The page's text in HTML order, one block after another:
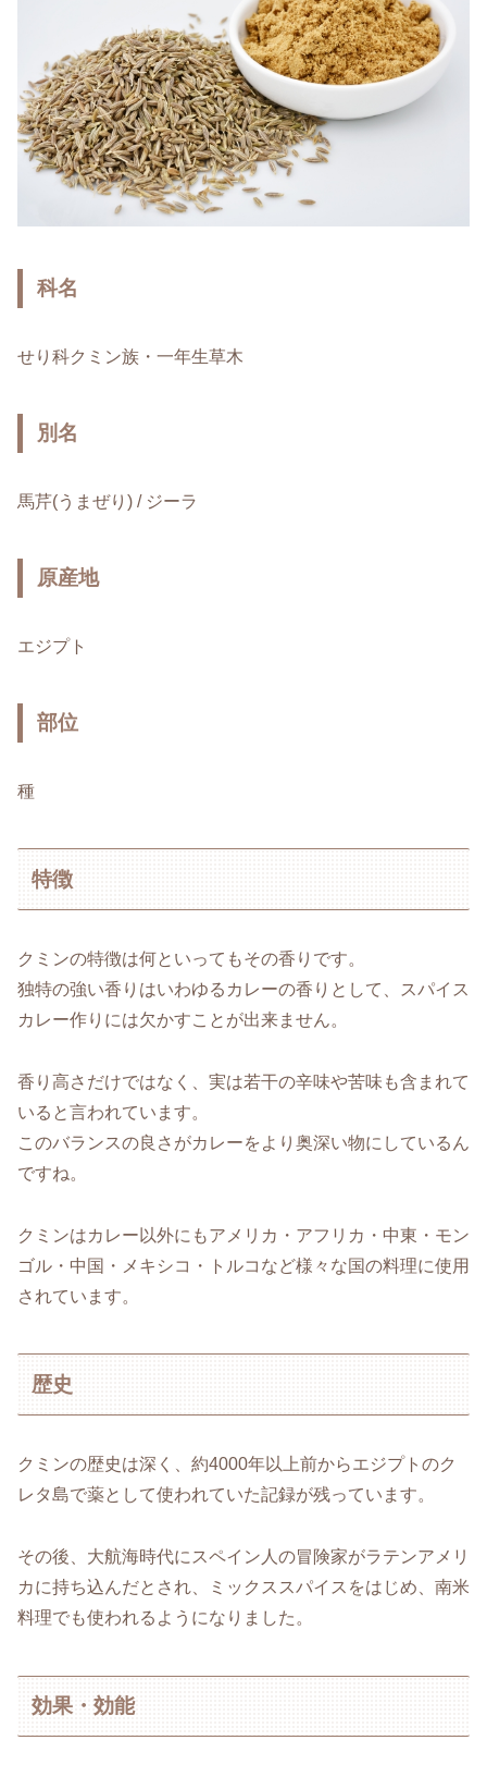
科名
せり科クミン族・一年生草木
別名
馬芹(うまぜり) / ジーラ
原産地
エジプト
部位
種
特徴
クミンの特徴は何といってもその香りです。
独特の強い香りはいわゆるカレーの香りとして、スパイス
カレー作りには欠かすことが出来ません。
香り高さだけではなく、実は若干の辛味や苦味も含まれて
いると言われています。
このバランスの良さがカレーをより奥深い物にしているん
ですね。
クミンはカレー以外にもアメリカ・アフリカ・中東・モン
ゴル・中国・メキシコ・トルコなど様々な国の料理に使用
されています。
歴史
クミンの歴史は深く、約4000年以上前からエジプトのク
レタ島で薬として使われていた記録が残っています。
その後、大航海時代にスペイン人の冒険家がラテンアメリ
カに持ち込んだとされ、ミックススパイスをはじめ、南米
料理でも使われるようになりました。
効果・効能